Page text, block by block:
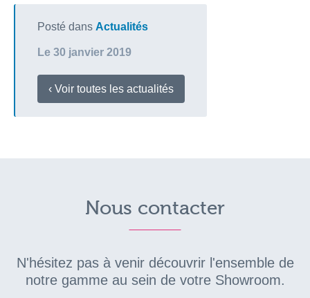
Posté dans Actualités
Le 30 janvier 2019
‹ Voir toutes les actualités
Nous contacter
N'hésitez pas à venir découvrir l'ensemble de
notre gamme au sein de votre Showroom.